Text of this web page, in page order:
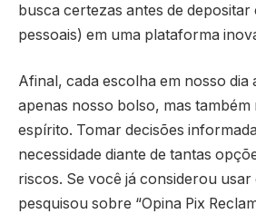
busca certezas antes de
pessoais) em uma plataforma
Afinal, cada escolha em nosso dia
apenas nosso bolso, mas também
espírito. Tomar decisões
necessidade diante de tantas
riscos. Se você já considerou usar
pesquisou sobre “Opina Pix